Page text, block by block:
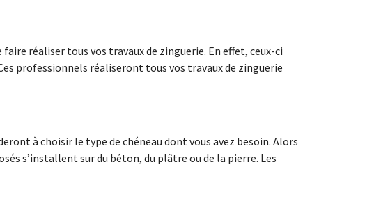
réaliser tous vos travaux de zinguerie. En effet, ceux-ci
professionnels réaliseront tous vos travaux de zinguerie
à choisir le type de chéneau dont vous avez besoin. Alors
s’installent sur du béton, du plâtre ou de la pierre. Les